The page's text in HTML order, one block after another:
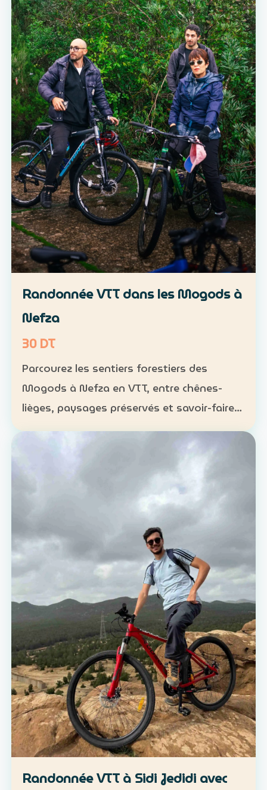
Randonnée VTT dans les Mogods à
Nefza
30 DT
Parcourez les sentiers forestiers des
Mogods à Nefza en VTT, entre chênes-
lièges, paysages préservés et savoir-faire
local. VTT : 1 h à 1 h 30, niveau
intermédiaire — 30 DT par personne
Déjeuner maison : 35 DT par pers…
Randonnée VTT à Sidi Jedidi avec